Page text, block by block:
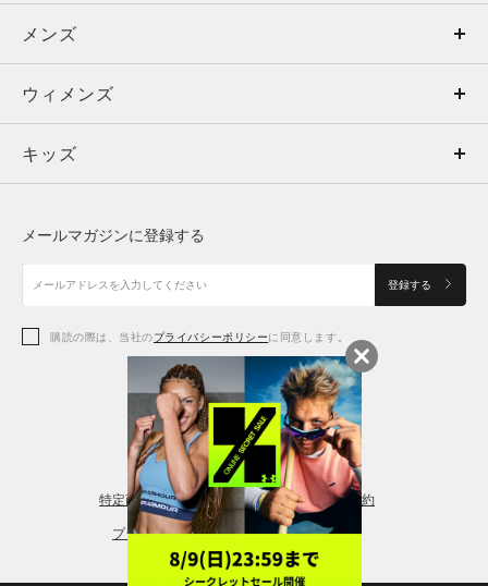
メンズ
ウィメンズ
キッズ
アクセサリー
メンズ
トップス
ボトムス
アクセサリー
ウィメンズ
トップス
シューズ
アクセサリー
レギンス＆タイツ
キッズ
シューズ
メールマガジンに登録する
登録する
購読の際は、当社のプライバシーポリシーに同意します。
特定商取引法に基づく通販の表記 会員規約
プライバシーポリシー